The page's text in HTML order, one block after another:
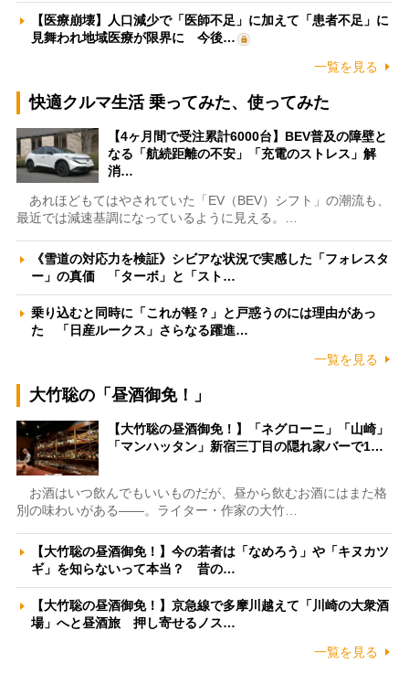
【医療崩壊】人口減少で「医師不足」に加えて「患者不足」に
見舞われ地域医療が限界に 今後…
一覧を見る
快適クルマ生活 乗ってみた、使ってみた
【4ヶ月間で受注累計6000台】BEV普及の障壁と
なる「航続距離の不安」「充電のストレス」解
消…
あれほどもてはやされていた「EV（BEV）シフト」の潮流も、
最近では減速基調になっているように見える。…
《雪道の対応力を検証》シビアな状況で実感した「フォレスタ
ー」の真価 「ターボ」と「スト…
乗り込むと同時に「これが軽？」と戸惑うのには理由があっ
た 「日産ルークス」さらなる躍進…
一覧を見る
大竹聡の「昼酒御免！」
【大竹聡の昼酒御免！】「ネグローニ」「山崎」
「マンハッタン」新宿三丁目の隠れ家バーで1…
お酒はいつ飲んでもいいものだが、昼から飲むお酒にはまた格
別の味わいがある――。ライター・作家の大竹…
【大竹聡の昼酒御免！】今の若者は「なめろう」や「キヌカツ
ギ」を知らないって本当？ 昔の…
【大竹聡の昼酒御免！】京急線で多摩川越えて「川崎の大衆酒
場」へと昼酒旅 押し寄せるノス…
一覧を見る